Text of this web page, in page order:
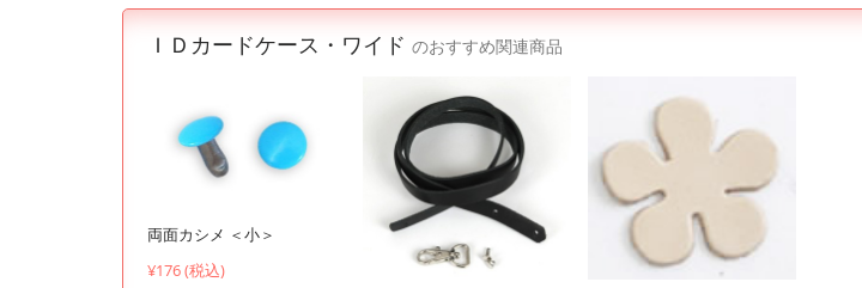
ＩＤカードケース・ワイド のおすすめ関連商品
両面カシメ ＜小＞
¥176 (税込)